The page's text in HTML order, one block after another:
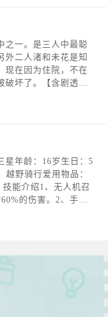
之一。是三人中最聪
外二人渚和未花是知
现在因为住院，不在
坏了。【含剧透要
力吧。所谓“光环被
星年龄：16岁生日：5
野骑行爱用物品：
能介绍1、无人机召
的伤害。2、手榴